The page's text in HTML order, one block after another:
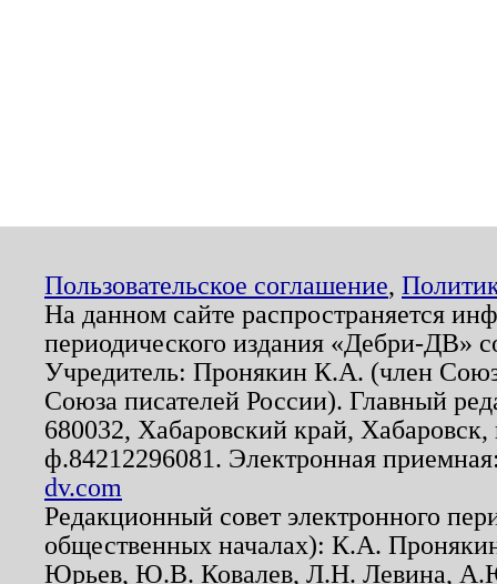
Пользовательское соглашение,
На данном сайте распространяется
периодического издания «Дебри-ДВ»
Учредитель: Пронякин К.А. (член
Союза писателей России). Главный
680032, Хабаровский край,
ф.84212296081. Электронная
dv.com
Редакционный совет электронного
общественных началах): К.А.
Юрьев, Ю.В. Ковалев, Л.Н. Левина,